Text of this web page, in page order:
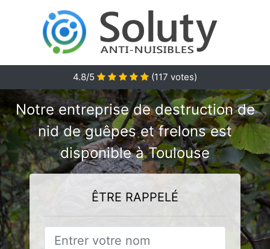
4.8/5 (117 votes)
Notre entreprise de destruction de
nid de guêpes et frelons est
disponible à Toulouse
ÊTRE RAPPELÉ